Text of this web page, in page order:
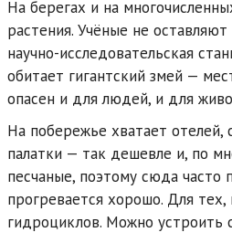
На берегах и на
растения. Учёные не
научно-исследовательская
обитает гигантский змей —
опасен и для людей, и для
На побережье хватает
палатки — так дешевле и, по
песчаные, поэтому сюда
прогревается хорошо. Для
гидроциклов. Можно устроить